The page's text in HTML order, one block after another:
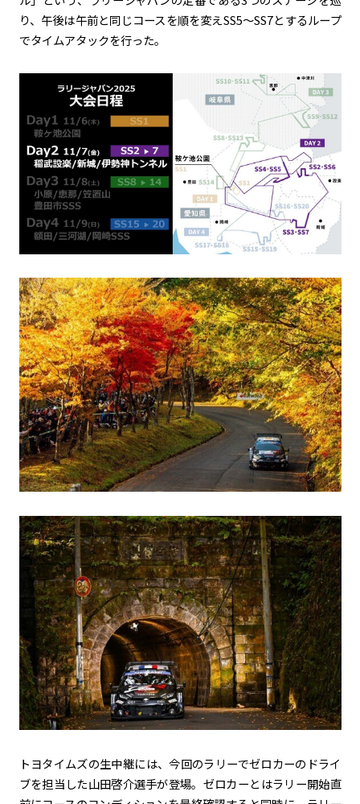
り、午後は午前と同じコースを順を変えSS5〜SS7とするループ
でタイムアタックを行った。
トヨタイムズの生中継には、今回のラリーでゼロカーのドライ
ブを担当した山田啓介選手が登場。ゼロカーとはラリー開始直